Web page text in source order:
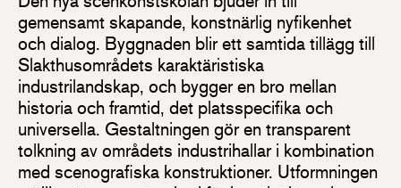
gemensamt skapande, konstnärlig nyfikenhet
och dialog. Byggnaden blir ett samtida tillägg till
Slakthusområdets karaktäristiska
industrilandskap, och bygger en bro mellan
historia och framtid, det platsspecifika och
universella. Gestaltningen gör en transparent
tolkning av områdets industrihallar i kombination
med scenografiska konstruktioner. Utformningen